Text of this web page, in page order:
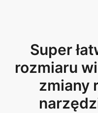
rozmiaru
zmiany
Zdobądź swoje